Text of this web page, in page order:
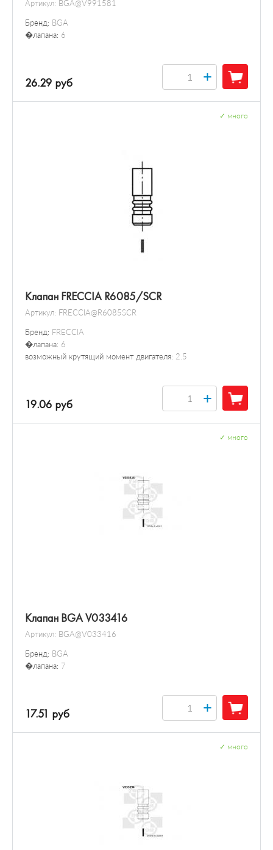
Артикул: BGA@V991581
Бренд: BGA
�лапана: 6
26.29 руб +
Клапан FRECCIA R6085/SCR
Артикул: FRECCIA@R6085SCR
Бренд: FRECCIA
�лапана: 6
возможный крутящий момент двигателя: 2.5
много
19.06 руб +
Клапан BGA V033416
Артикул: BGA@V033416
Бренд: BGA
�лапана: 7
много
17.51 руб +
много